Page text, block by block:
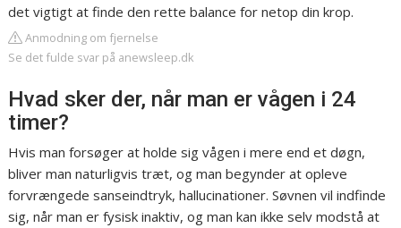
det vigtigt at finde den rette balance for netop din krop.
Anmodning om fjernelse
Se det fulde svar på anewsleep.dk
Hvad sker der, når man er vågen i 24
timer?
Hvis man forsøger at holde sig vågen i mere end et døgn,
bliver man naturligvis træt, og man begynder at opleve
forvrængede sanseindtryk, hallucinationer. Søvnen vil indfinde
sig, når man er fysisk inaktiv, og man kan ikke selv modstå at